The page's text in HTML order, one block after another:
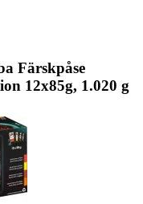
Färskpåse
12x85g, 1.020 g